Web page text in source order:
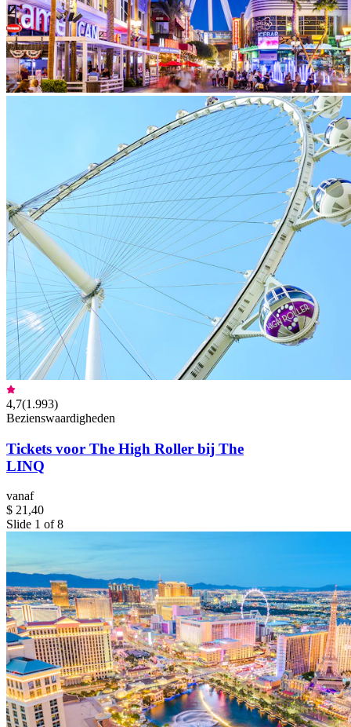
4,7(1.993)
Bezienswaardigheden
Tickets voor The High Roller bij The
LINQ
vanaf
$ 21,40
Slide 1 of 8